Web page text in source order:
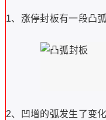
1、涨停封板有一段凸
2、凹增的弧发生了变